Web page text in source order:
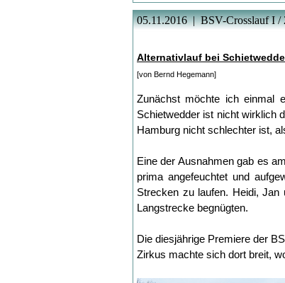
05.11.2016 | BSV-Crosslauf I /
Alternativlauf bei
[von Bernd Hegemann]
Zunächst möchte ich einmal
Schietwedder ist nicht wirklich
Hamburg nicht schlechter ist,
Eine der Ausnahmen gab es
prima angefeuchtet und
Strecken zu laufen. Heidi,
Langstrecke begnügten.
Die diesjährige Premiere der
Zirkus machte sich dort breit,